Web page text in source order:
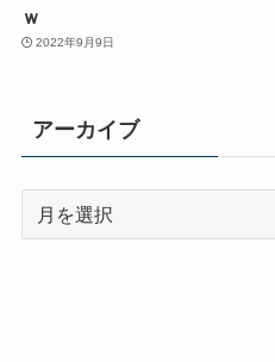
ｗ
2022年9月9日
アーカイブ